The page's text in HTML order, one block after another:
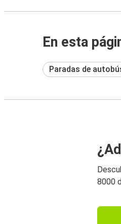
En esta
Paradas de
8000